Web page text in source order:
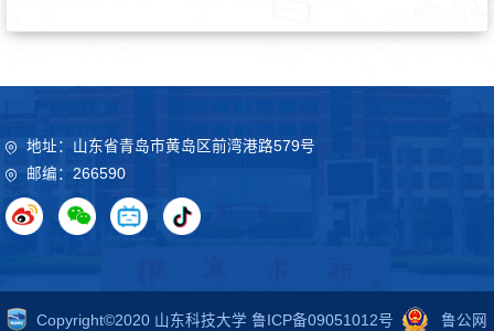
地址：山东省青岛市黄岛区前湾港路579号
邮编：266590
Copyright©2020 山东科技大学 鲁ICP备09051012号 鲁公网